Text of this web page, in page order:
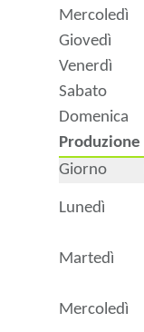
Mercoledì
Giovedì
Venerdì
Sabato
Domenica
Produzione
Giorno
Lunedì
Martedì
Mercoledì